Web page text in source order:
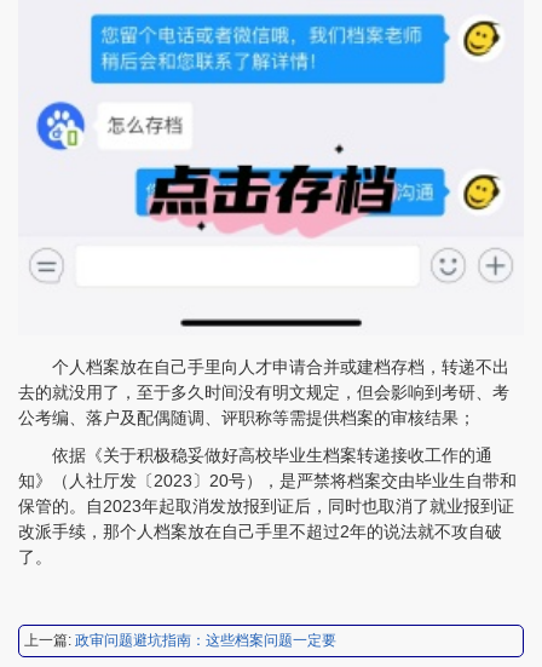
个人档案放在自己手里向人才申请合并或建档存档，转递不出
去的就没用了，至于多久时间没有明文规定，但会影响到考研、考
公考编、落户及配偶随调、评职称等需提供档案的审核结果；
依据《关于积极稳妥做好高校毕业生档案转递接收工作的通
知》（人社厅发〔2023〕20号），是严禁将档案交由毕业生自带和
保管的。自2023年起取消发放报到证后，同时也取消了就业报到证
改派手续，那个人档案放在自己手里不超过2年的说法就不攻自破
了。
上一篇: 政审问题避坑指南：这些档案问题一定要
程女士 134****3518 【申请成功】
陈先生 158****3306 【申请成功】